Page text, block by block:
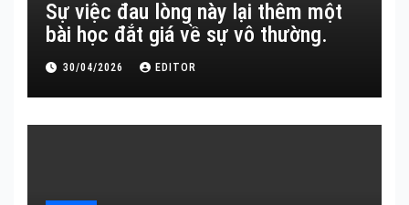
Sự việc đau lòng này lại thêm một
bài học đắt giá về sự vô thường.
30/04/2026 EDITOR